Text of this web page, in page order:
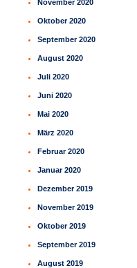
November 2020
Oktober 2020
September 2020
August 2020
Juli 2020
Juni 2020
Mai 2020
März 2020
Februar 2020
Januar 2020
Dezember 2019
November 2019
Oktober 2019
September 2019
August 2019